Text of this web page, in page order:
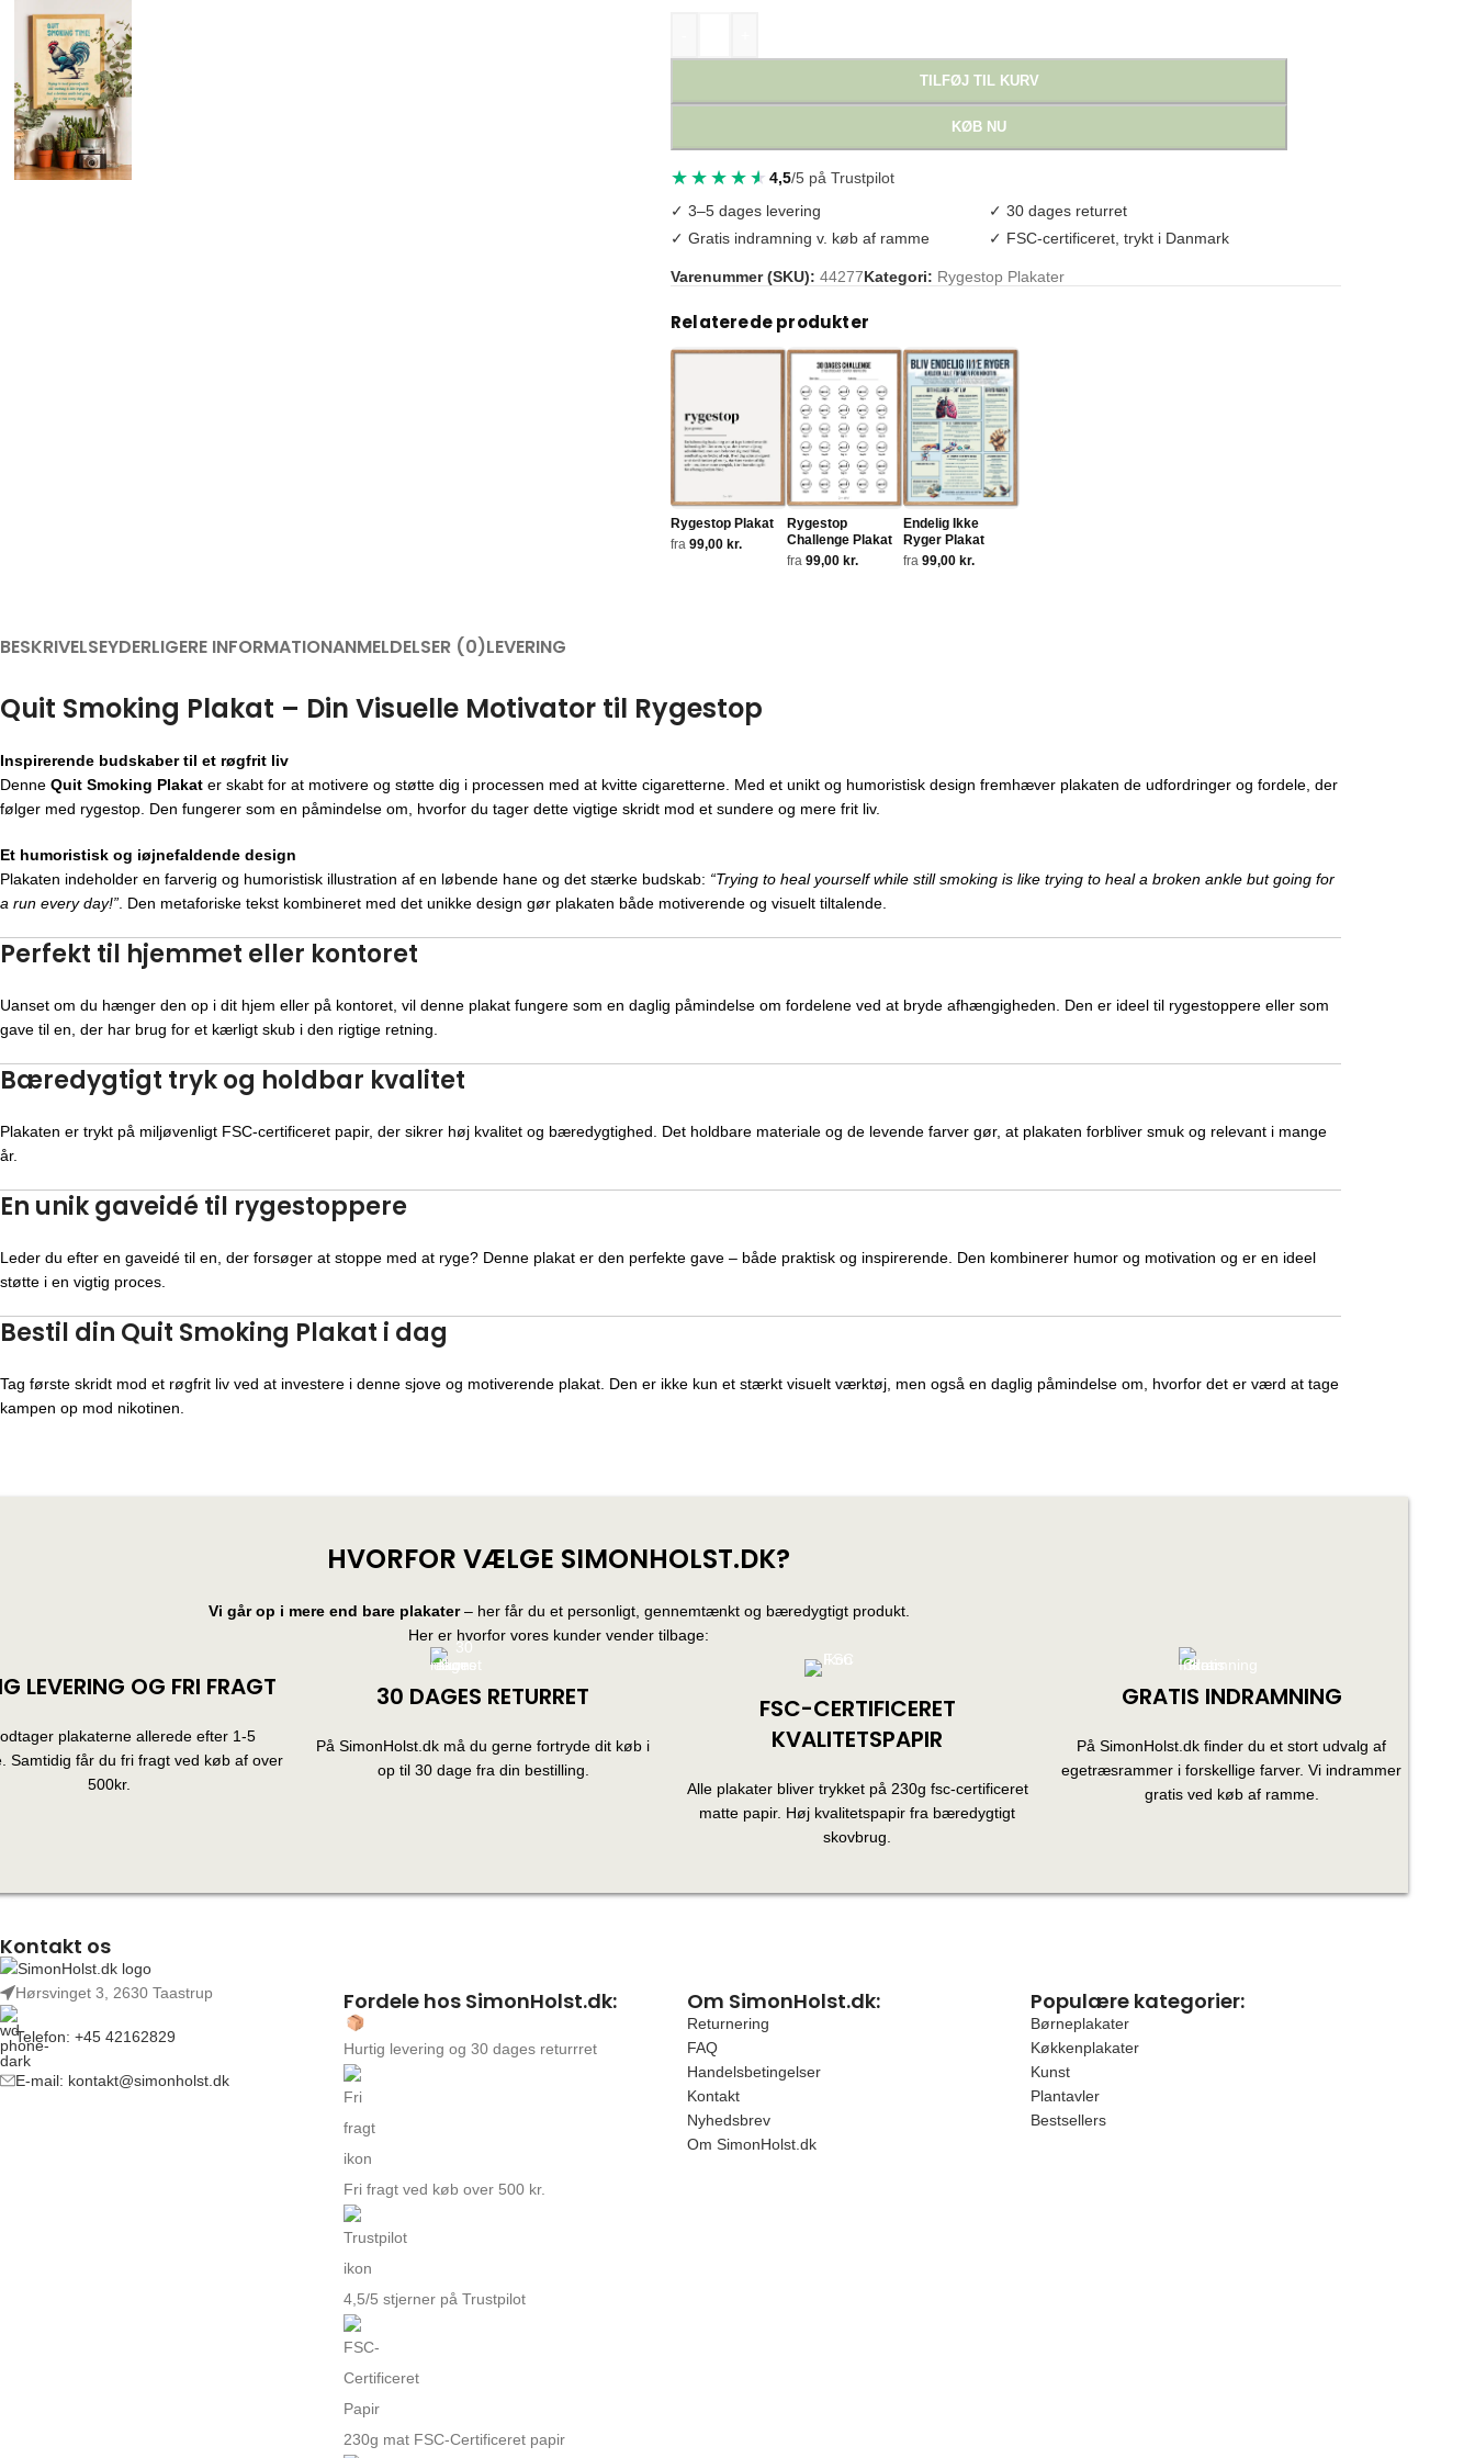
TILFØJ TIL KURV
KØB NU
4,5/5 på Trustpilot
✓ 3–5 dages levering
✓ 30 dages returret
✓ Gratis indramning v. køb af ramme
✓ FSC-certificeret, trykt i Danmark
Varenummer (SKU): 44277Kategori: Rygestop Plakater
Tags: hane, humoristisk plakat, humorplakat, motivationsplakat, motiverende plakat, quit smoking
Relaterede produkter
Rygestop Plakat
fra 99,00 kr.
Rygestop
Challenge Plakat
fra 99,00 kr.
Endelig Ikke
Ryger Plakat
fra 99,00 kr.
BESKRIVELSEYDERLIGERE INFORMATIONANMELDELSER (0)LEVERING
Quit Smoking Plakat – Din Visuelle Motivator til Rygestop
Inspirerende budskaber til et røgfrit liv
Denne Quit Smoking Plakat er skabt for at motivere og støtte dig i processen med at kvitte cigaretterne. Med et unikt og humoristisk design fremhæver plakaten de udfordringer og fordele, der
følger med rygestop. Den fungerer som en påmindelse om, hvorfor du tager dette vigtige skridt mod et sundere og mere frit liv.
Et humoristisk og iøjnefaldende design
Plakaten indeholder en farverig og humoristisk illustration af en løbende hane og det stærke budskab: “Trying to heal yourself while still smoking is like trying to heal a broken ankle but going for
a run every day!” . Den metaforiske tekst kombineret med det unikke design gør plakaten både motiverende og visuelt tiltalende.
Perfekt til hjemmet eller kontoret
Uanset om du hænger den op i dit hjem eller på kontoret, vil denne plakat fungere som en daglig påmindelse om fordelene ved at bryde afhængigheden. Den er ideel til rygestoppere eller som
gave til en, der har brug for et kærligt skub i den rigtige retning.
Bæredygtigt tryk og holdbar kvalitet
Plakaten er trykt på miljøvenligt FSC-certificeret papir, der sikrer høj kvalitet og bæredygtighed. Det holdbare materiale og de levende farver gør, at plakaten forbliver smuk og relevant i mange
år.
En unik gaveidé til rygestoppere
Leder du efter en gaveidé til en, der forsøger at stoppe med at ryge? Denne plakat er den perfekte gave – både praktisk og inspirerende. Den kombinerer humor og motivation og er en ideel
støtte i en vigtig proces.
Bestil din Quit Smoking Plakat i dag
Tag første skridt mod et røgfrit liv ved at investere i denne sjove og motiverende plakat. Den er ikke kun et stærkt visuelt værktøj, men også en daglig påmindelse om, hvorfor det er værd at tage
kampen op mod nikotinen.
HVORFOR VÆLGE SIMONHOLST.DK?
Vi går op i mere end bare plakater– her får du et personligt, gennemtænkt og bæredygtigt produkt.
Her er hvorfor vores kunder vender tilbage:
LEVERING OG FRI FRAGT
plakaterne allerede efter 1-5
Samtidig får du fri fragt ved køb af over
500kr.
30 DAGES RETURRET
På SimonHolst.dk må du gerne fortryde dit køb i
op til 30 dage fra din bestilling.
FSC-CERTIFICERET
KVALITETSPAPIR
Alle plakater bliver trykket på 230g fsc-certificeret
matte papir. Høj kvalitetspapir fra bæredygtigt
skovbrug.
GRATIS INDRAMNING
På SimonHolst.dk finder du et stort udvalg af
egetræsrammer i forskellige farver. Vi indrammer
gratis ved køb af ramme.
Kontakt os
Hørsvinget 3, 2630 Taastrup
Telefon: +45 42162829
E-mail: kontakt@simonholst.dk
Fordele hos SimonHolst.dk:
Hurtig levering og 30 dages returrret
Fri fragt ved køb over 500 kr.
4,5/5 stjerner på Trustpilot
230g mat FSC-Certificeret papir
Om SimonHolst.dk:
Returnering
FAQ
Handelsbetingelser
Kontakt
Nyhedsbrev
Om SimonHolst.dk
Populære kategorier:
Børneplakater
Køkkenplakater
Kunst
Plantavler
Bestsellers